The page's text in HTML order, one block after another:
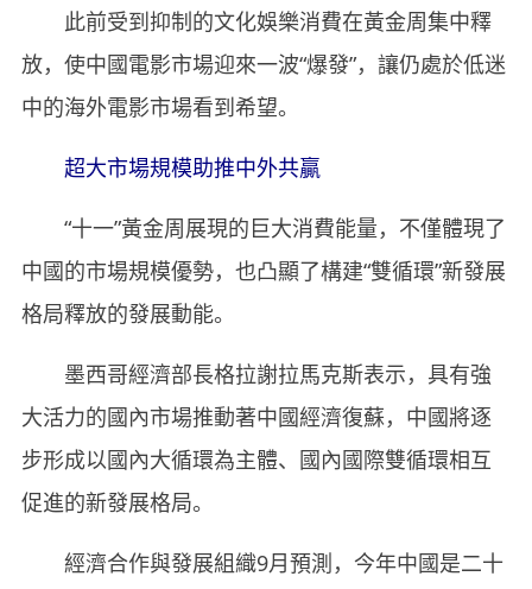
此前受到抑制的文化娛樂消費在黃金周集中釋
放，使中國電影市場迎來一波“爆發”，讓仍處於低迷
中的海外電影市場看到希望。
超大市場規模助推中外共贏
“十一”黃金周展現的巨大消費能量，不僅體現了
中國的市場規模優勢，也凸顯了構建“雙循環”新發展
格局釋放的發展動能。
墨西哥經濟部長格拉謝拉馬克斯表示，具有強
大活力的國內市場推動著中國經濟復蘇，中國將逐
步形成以國內大循環為主體、國內國際雙循環相互
促進的新發展格局。
經濟合作與發展組織9月預測，今年中國是二十